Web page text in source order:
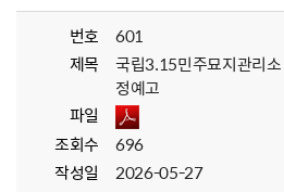
번호
601
제목
국립3.15민주묘지관리
정예고
파일
조회수
696
작성일
2026-05-27